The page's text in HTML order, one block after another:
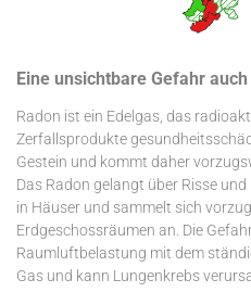
Eine unsichtbare Gefahr
Radon ist ein Edelgas, das
Zerfallsprodukte
Gestein und kommt daher
Das Radon gelangt über Risse
in Häuser und sammelt sich
Erdgeschossräumen an. Die
Raumluftbelastung mit dem
Gas und kann Lungenkrebs